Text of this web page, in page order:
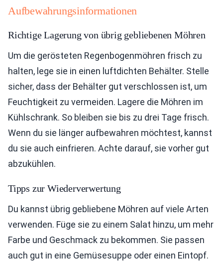
Aufbewahrungsinformationen
Richtige Lagerung von übrig gebliebenen Möhren
Um die gerösteten Regenbogenmöhren frisch zu
halten, lege sie in einen luftdichten Behälter. Stelle
sicher, dass der Behälter gut verschlossen ist, um
Feuchtigkeit zu vermeiden. Lagere die Möhren im
Kühlschrank. So bleiben sie bis zu drei Tage frisch.
Wenn du sie länger aufbewahren möchtest, kannst
du sie auch einfrieren. Achte darauf, sie vorher gut
abzukühlen.
Tipps zur Wiederverwertung
Du kannst übrig gebliebene Möhren auf viele Arten
verwenden. Füge sie zu einem Salat hinzu, um mehr
Farbe und Geschmack zu bekommen. Sie passen
auch gut in eine Gemüsesuppe oder einen Eintopf.